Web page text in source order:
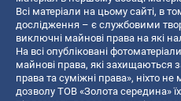
Всі матеріали на цьому сайті, в
дослідження – є службовими
виключні майнові права на які
На всі опубліковані
майнові права, які захищаються
права та суміжні права», ніхто
дозволу ТОВ «Золота середина»